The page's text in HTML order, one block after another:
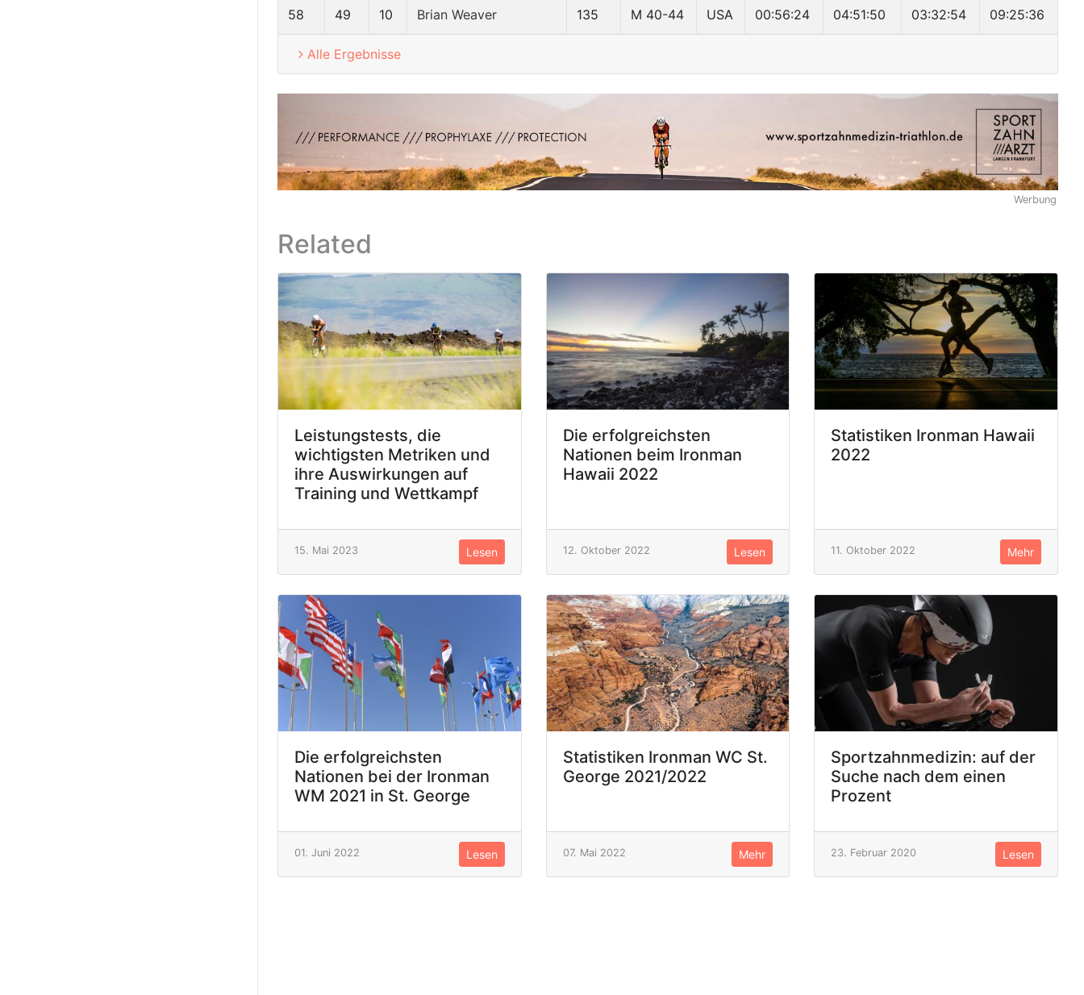
58 49 10 Brian Weaver 135 M 40-44 USA 00:56:24 04:51:50 03:32:54 09:25:36
Alle Ergebnisse
Werbung
Related
Leistungstests, die
wichtigsten Metriken und
ihre Auswirkungen auf
Training und Wettkampf
15. Mai 2023 Lesen
Die erfolgreichsten
Nationen beim Ironman
Hawaii 2022
12. Oktober 2022 Lesen
Statistiken Ironman Hawaii
2022
11. Oktober 2022 Mehr
Die erfolgreichsten
Nationen bei der Ironman
WM 2021 in St. George
01. Juni 2022 Lesen
Statistiken Ironman WC St.
George 2021/2022
07. Mai 2022 Mehr
Sportzahnmedizin: auf der
Suche nach dem einen
Prozent
23. Februar 2020 Lesen